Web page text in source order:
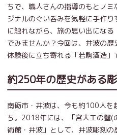
ちで、職人さんの指導のもとノ
ジナルのぐい呑みを気軽に手作
に触れながら、旅の思い出にな
でみませんか？今回は、井波の
体験後に立ち寄れる「若駒酒造」
約250年の歴史がある
南砺市・井波は、今も約100人を
ち。2018年には、「宮大工の鑿(
術館・井波」として、井波彫刻